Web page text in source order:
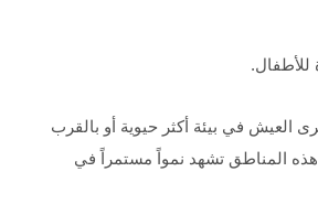
للأطفال.
العيش في بيئة أكثر حيوية أو بالقرب
المناطق تشهد نمواً مستمراً في